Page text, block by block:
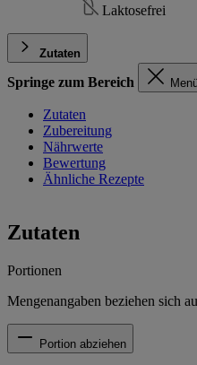
Laktosefrei
Zutaten
Springe zum Bereich
Zutaten
Zubereitung
Nährwerte
Bewertung
Ähnliche Rezepte
Zutaten
Portionen
Mengenangaben beziehen sich
Portion abziehen